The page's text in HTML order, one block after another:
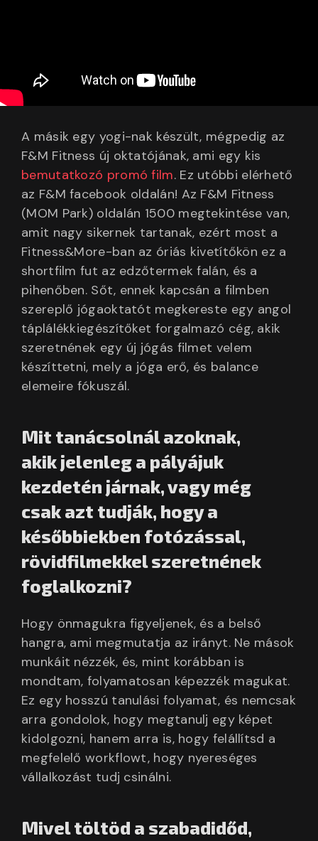
A másik egy yogi-nak készült, mégpedig az
F&M Fitness új oktatójának, ami egy kis
bemutatkozó promó film. Ez utóbbi elérhető
az F&M facebook oldalán! Az F&M Fitness
(MOM Park) oldalán 1500 megtekintése van,
amit nagy sikernek tartanak, ezért most a
Fitness&More-ban az óriás kivetítőkön ez a
shortfilm fut az edzőtermek falán, és a
pihenőben. Sőt, ennek kapcsán a filmben
szereplő jógaoktatót megkereste egy angol
táplálékkiegészítőket forgalmazó cég, akik
szeretnének egy új jógás filmet velem
készíttetni, mely a jóga erő, és balance
elemeire fókuszál.
Mit tanácsolnál azoknak,
akik jelenleg a pályájuk
kezdetén járnak, vagy még
csak azt tudják, hogy a
későbbiekben fotózással,
rövidfilmekkel szeretnének
foglalkozni?
Hogy önmagukra figyeljenek, és a belső
hangra, ami megmutatja az irányt. Ne mások
munkáit nézzék, és, mint korábban is
mondtam, folyamatosan képezzék magukat.
Ez egy hosszú tanulási folyamat, és nemcsak
arra gondolok, hogy megtanulj egy képet
kidolgozni, hanem arra is, hogy felállítsd a
megfelelő workflowt, hogy nyereséges
vállalkozást tudj csinálni.
Mivel töltöd a szabadidőd,